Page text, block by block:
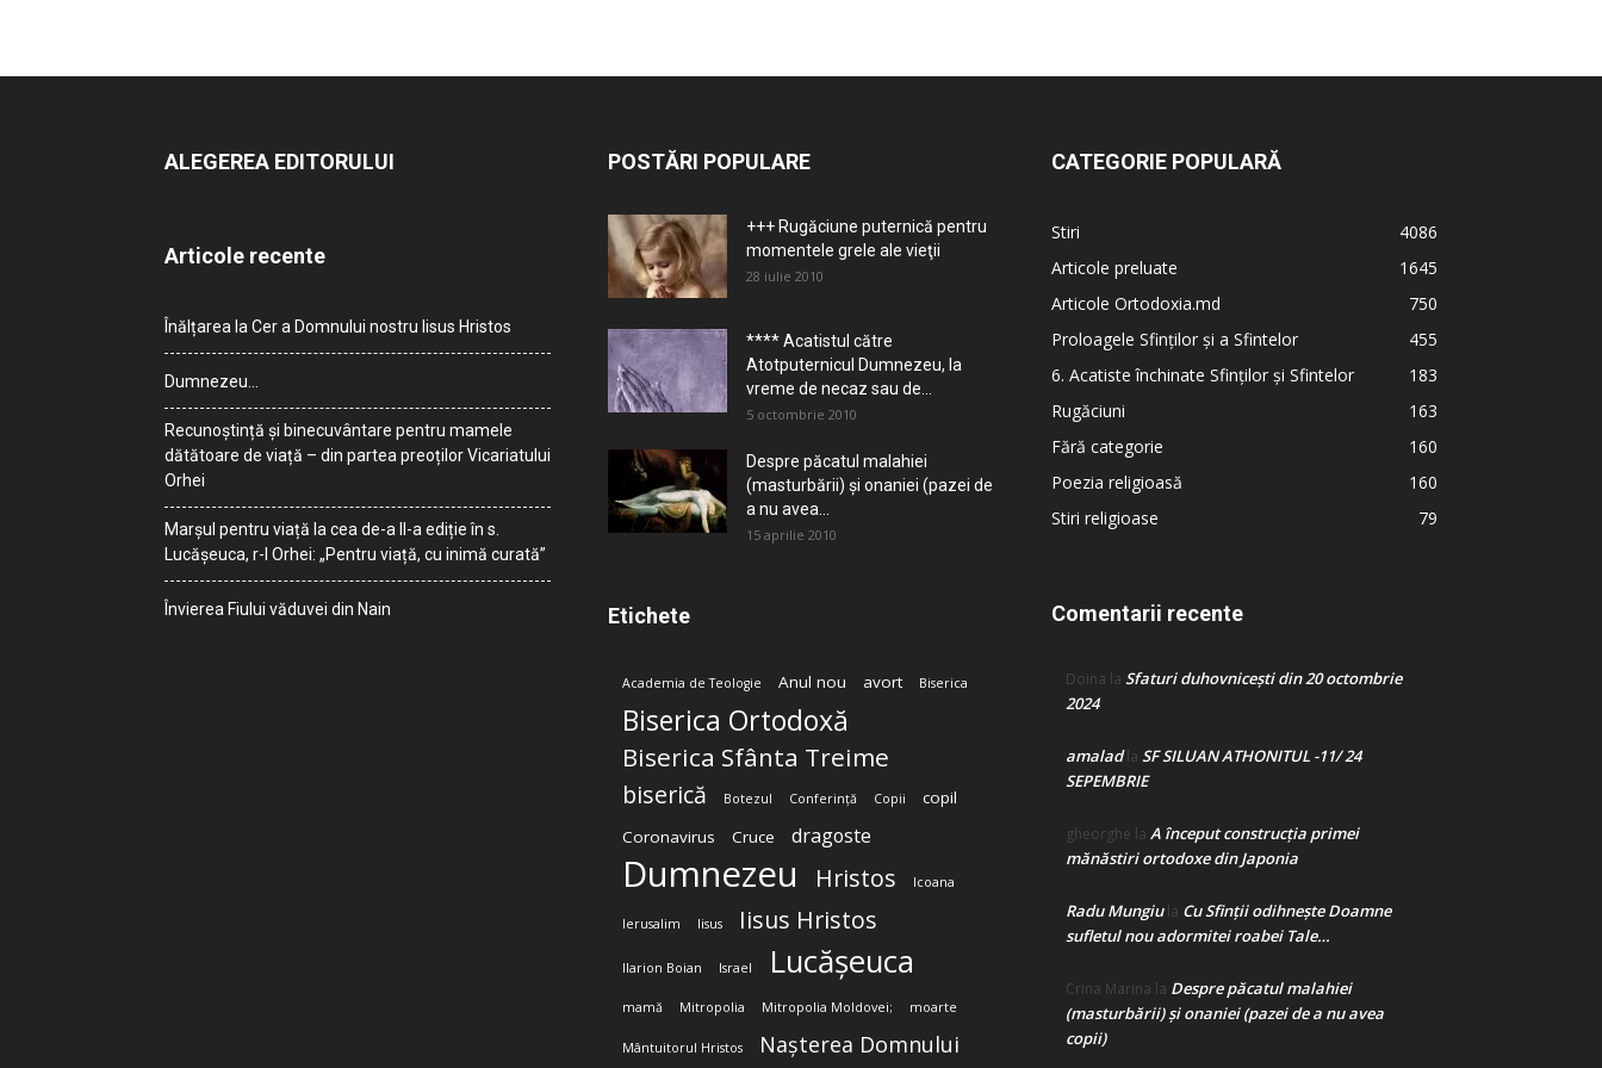
ALEGEREA EDITORULUI
Articole recente
Înălțarea la Cer a Domnului nostru Iisus Hristos
Dumnezeu…
Recunoștință și binecuvântare pentru mamele
dătătoare de viață – din partea preoților Vicariatului
Orhei
Marșul pentru viață la cea de-a II-a ediție în s.
Lucășeuca, r-l Orhei: „Pentru viață, cu inimă curată”
Învierea Fiului văduvei din Nain
POSTĂRI POPULARE
+++ Rugăciune puternică pentru
momentele grele ale vieţii
28 iulie 2010
**** Acatistul către
Atotputernicul Dumnezeu, la
vreme de necaz sau de...
5 octombrie 2010
Despre păcatul malahiei
(masturbării) şi onaniei (pazei de
a nu avea...
15 aprilie 2010
Etichete
Academia de Teologie Anul nou avort Biserica
Biserica Ortodoxă
Biserica Sfânta Treime
biserică Botezul Conferință Copii
copil
Coronavirus
Cruce dragoste
Dumnezeu Hristos Icoana
Ierusalim Iisus Iisus Hristos
Ilarion Boian Israel Lucășeuca
mamă Mitropolia Mitropolia Moldovei; moarte
Mântuitorul Hristos Nașterea Domnului
CATEGORIE POPULARĂ
Stiri
4086
Articole preluate
1645
Articole Ortodoxia.md
750
Proloagele Sfinților și a Sfintelor
455
6. Acatiste închinate Sfinților și Sfintelor
183
Rugăciuni
163
Fără categorie
160
Poezia religioasă
160
Stiri religioase
79
Comentarii recente
Doina la Sfaturi duhovnicești din 20 octombrie
2024
amaladla SF SILUAN ATHONITUL -11/ 24
SEPEMBRIE
gheorghe la A început construcţia primei
mănăstiri ortodoxe din Japonia
Radu Mungiula Cu Sfinții odihnește Doamne
sufletul nou adormitei roabei Tale…
Crina Marina la Despre păcatul malahiei
(masturbării) şi onaniei (pazei de a nu avea
copii)